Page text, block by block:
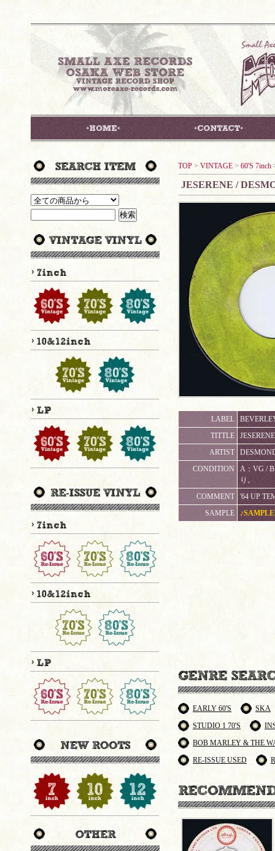
TOP > VINTAGE > 60'S 7inch
JESERENE /
LABEL
TITTLE
ARTIST
CONDITION
A：VG /
り。
COMMENT
'64 UP
SAMPLE
♪SAMPLE
EARLY 60'S
SKA
STUDIO 1 70'S
BOB MARLEY & THE
RE-ISSUE USED